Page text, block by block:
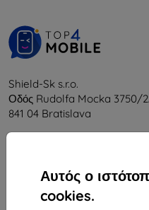
Αυτός ο
cookies.
Shield-Sk s.r.o.
Οδός Rudolfa Mocka 3750/
841 04 Bratislava
Επικοινωνία